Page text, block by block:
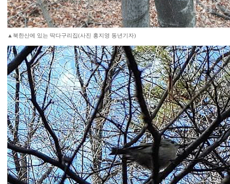
▲북한산에 있는 딱다구리집(사진 홍지영 동년기자)